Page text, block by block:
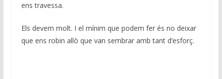
ens travessa.
Els devem molt. I el mínim que podem fer és no deixar
que ens robin allò que van sembrar amb tant d’esforç.